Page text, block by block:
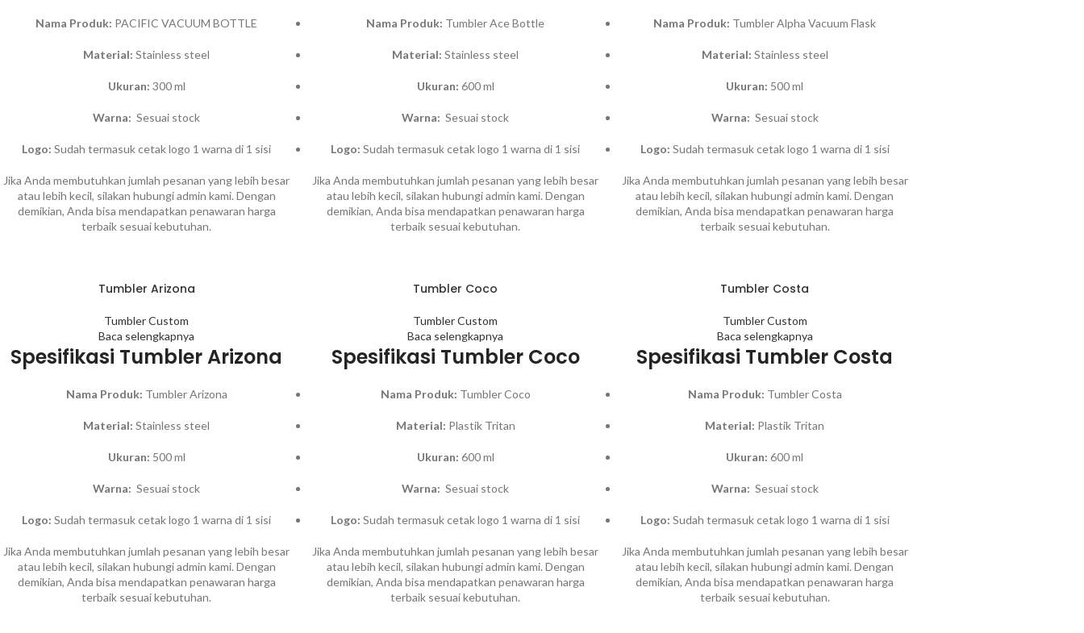
Nama Produk: PACIFIC VACUUM BOTTLE
Material: Stainless steel
Ukuran: 300 ml
Warna: Sesuai stock
Logo: Sudah termasuk cetak logo 1 warna di 1 sisi
Jika Anda membutuhkan jumlah pesanan yang lebih besar
atau lebih kecil, silakan hubungi admin kami. Dengan
demikian, Anda bisa mendapatkan penawaran harga
terbaik sesuai kebutuhan.
Nama Produk: Tumbler Ace Bottle
Material: Stainless steel
Ukuran: 600 ml
Warna: Sesuai stock
Logo: Sudah termasuk cetak logo 1 warna di 1 sisi
Jika Anda membutuhkan jumlah pesanan yang lebih besar
atau lebih kecil, silakan hubungi admin kami. Dengan
demikian, Anda bisa mendapatkan penawaran harga
terbaik sesuai kebutuhan.
Nama Produk: Tumbler Alpha Vacuum Flask
Material: Stainless steel
Ukuran: 500 ml
Warna: Sesuai stock
Logo: Sudah termasuk cetak logo 1 warna di 1 sisi
Jika Anda membutuhkan jumlah pesanan yang lebih besar
atau lebih kecil, silakan hubungi admin kami. Dengan
demikian, Anda bisa mendapatkan penawaran harga
terbaik sesuai kebutuhan.
Tumbler Arizona
Tumbler Custom
Baca selengkapnya
Spesifikasi Tumbler Arizona
Nama Produk: Tumbler Arizona
Material: Stainless steel
Ukuran: 500 ml
Warna: Sesuai stock
Logo: Sudah termasuk cetak logo 1 warna di 1 sisi
Jika Anda membutuhkan jumlah pesanan yang lebih besar
atau lebih kecil, silakan hubungi admin kami. Dengan
demikian, Anda bisa mendapatkan penawaran harga
terbaik sesuai kebutuhan.
Tumbler Coco
Tumbler Custom
Baca selengkapnya
Spesifikasi Tumbler Coco
Nama Produk: Tumbler Coco
Material: Plastik Tritan
Ukuran: 600 ml
Warna: Sesuai stock
Logo: Sudah termasuk cetak logo 1 warna di 1 sisi
Jika Anda membutuhkan jumlah pesanan yang lebih besar
atau lebih kecil, silakan hubungi admin kami. Dengan
demikian, Anda bisa mendapatkan penawaran harga
terbaik sesuai kebutuhan.
Tumbler Costa
Tumbler Custom
Baca selengkapnya
Spesifikasi Tumbler Costa
Nama Produk: Tumbler Costa
Material: Plastik Tritan
Ukuran: 600 ml
Warna: Sesuai stock
Logo: Sudah termasuk cetak logo 1 warna di 1 sisi
Jika Anda membutuhkan jumlah pesanan yang lebih besar
atau lebih kecil, silakan hubungi admin kami. Dengan
demikian, Anda bisa mendapatkan penawaran harga
terbaik sesuai kebutuhan.